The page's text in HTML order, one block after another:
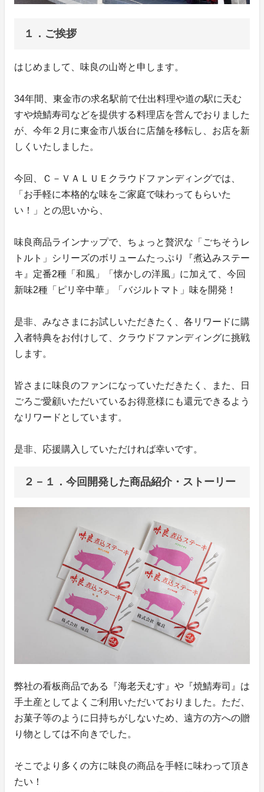
１．ご挨拶
はじめまして、味良の山嵜と申します。
34年間、東金市の求名駅前で仕出料理や道の駅に天む
すや焼鯖寿司などを提供する料理店を営んでおりました
が、今年２月に東金市八坂台に店舗を移転し、お店を新
しくいたしました。
今回、Ｃ－ＶＡＬＵＥクラウドファンディングでは、
「お手軽に本格的な味をご家庭で味わってもらいた
い！」との思いから、
味良商品ラインナップで、ちょっと贅沢な「ごちそうレ
トルト」シリーズのボリュームたっぷり『煮込みステー
キ』定番2種「和風」「懐かしの洋風」に加えて、今回
新味2種「ピリ辛中華」「バジルトマト」味を開発！
是非、みなさまにお試しいただきたく、各リワードに購
入者特典をお付けして、クラウドファンディングに挑戦
します。
皆さまに味良のファンになっていただきたく、また、日
ごろご愛顧いただいているお得意様にも還元できるよう
なリワードとしています。
是非、応援購入していただければ幸いです。
２－１．今回開発した商品紹介・ストーリー
弊社の看板商品である『海老天むす』や『焼鯖寿司』は
手土産としてよくご利用いただいておりました。ただ、
お菓子等のように日持ちがしないため、遠方の方への贈
り物としては不向きでした。
そこでより多くの方に味良の商品を手軽に味わって頂き
たい！